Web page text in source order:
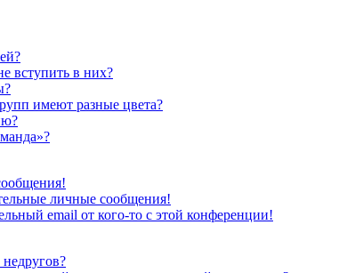
вступить в них?
имеют разные цвета?
личные сообщения!
email от кого-то с этой конференции!